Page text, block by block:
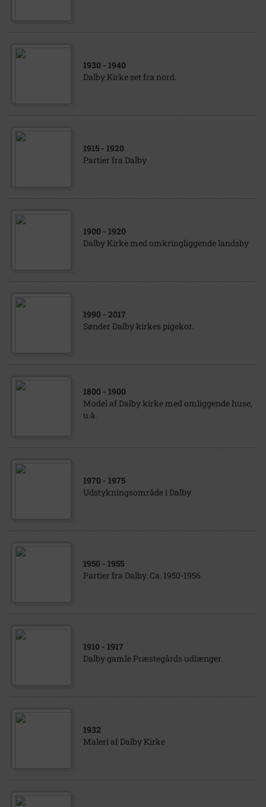
1930 - 1940
Dalby Kirke set fra nord.
1915 - 1920
Partier fra Dalby
1900 - 1920
Dalby Kirke med omkringliggende landsby
1990 - 2017
Sønder Dalby kirkes pigekor.
1800 - 1900
Model af Dalby kirke med omliggende huse,
u.å.
1970 - 1975
Udstykningsområde i Dalby
1950 - 1955
Partier fra Dalby. Ca. 1950-1956.
1910 - 1917
Dalby gamle Præstegårds udlænger.
1932
Maleri af Dalby Kirke